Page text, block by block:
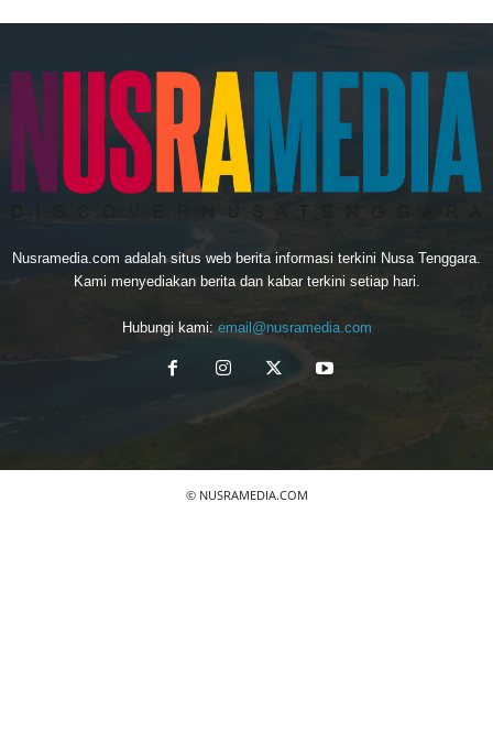
Nusramedia.com adalah situs web berita informasi terkini Nusa Tenggara.
Kami menyediakan berita dan kabar terkini setiap hari.
Hubungi kami: email@nusramedia.com
© NUSRAMEDIA.COM